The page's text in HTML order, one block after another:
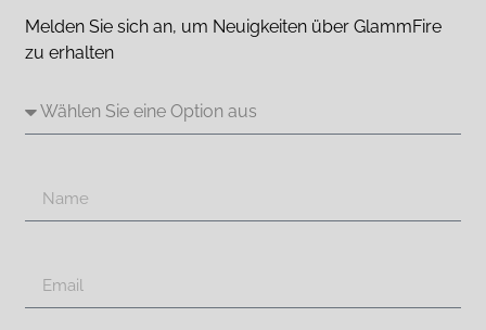
Melden Sie sich an, um Neuigkeiten über GlammFire
zu erhalten